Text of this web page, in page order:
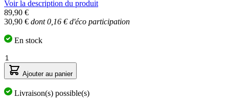
Voir la description du produit
89,90 €
30,90 € dont 0,16 € d'éco participation
En stock
Quantité
Ajouter au panier
Livraison(s) possible(s)